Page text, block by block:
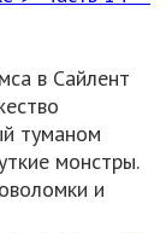
в Сайлент
туманом
монстры.
и